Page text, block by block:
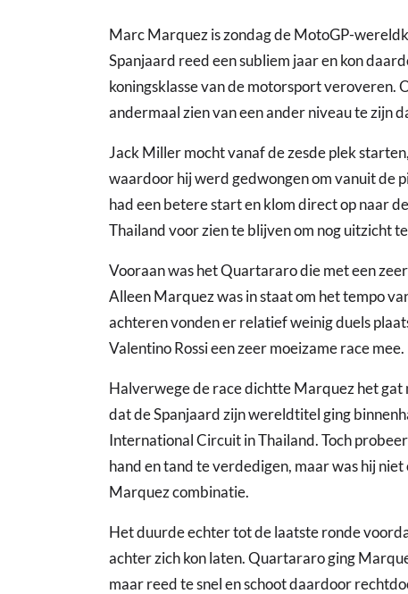
Marc Marquez is zondag de MotoGP-
Spanjaard reed een subliem jaar en kon
koningsklasse van de motorsport veroveren.
andermaal zien van een ander niveau te zijn
Jack Miller mocht vanaf de zesde plek
waardoor hij werd gedwongen om vanuit de
had een betere start en klom direct op naar
Thailand voor zien te blijven om nog uitzicht
Vooraan was het Quartararo die met een
Alleen Marquez was in staat om het tempo
achteren vonden er relatief weinig duels
Valentino Rossi een zeer moeizame race
Halverwege de race dichtte Marquez het
dat de Spanjaard zijn wereldtitel ging
International Circuit in Thailand. Toch
hand en tand te verdedigen, maar was hij
Marquez combinatie.
Het duurde echter tot de laatste ronde
achter zich kon laten. Quartararo ging
maar reed te snel en schoot daardoor